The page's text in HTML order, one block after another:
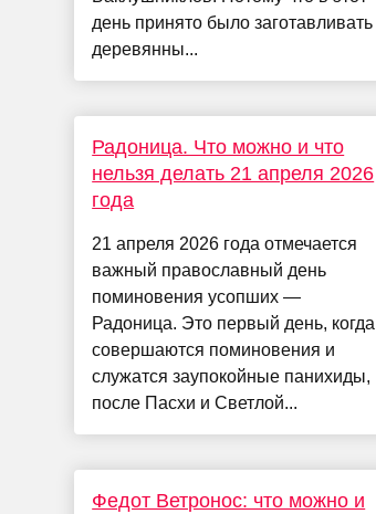
день принято было заготавливать
деревянны...
Радоница. Что можно и что
нельзя делать 21 апреля 2026
года
21 апреля 2026 года отмечается
важный православный день
поминовения усопших —
Радоница. Это первый день, когда
совершаются поминовения и
служатся заупокойные панихиды,
после Пасхи и Светлой...
Федот Ветронос: что можно и